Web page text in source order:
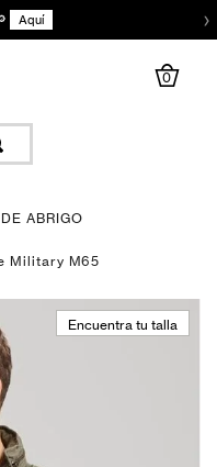
Aquí ›
0
ABRIGO
Military M65
Encuentra tu talla